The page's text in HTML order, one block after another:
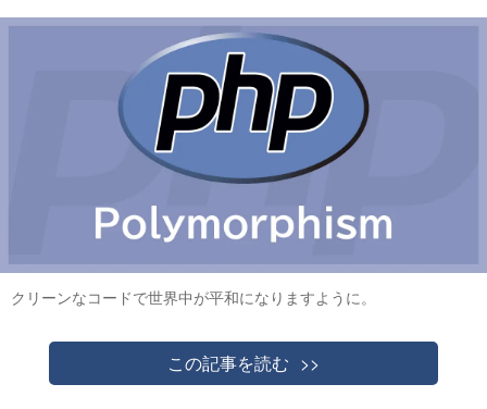
クリーンなコードで世界中が平和になりますように。
この記事を読む